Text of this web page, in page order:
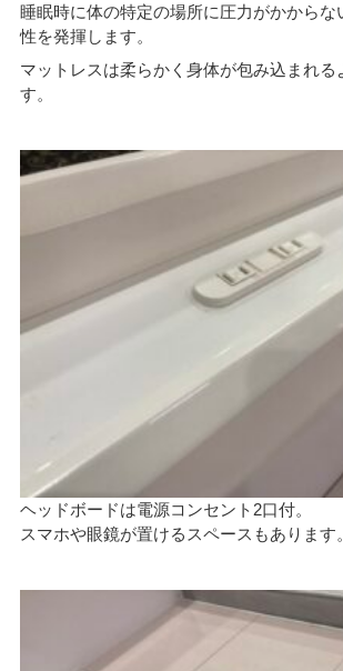
睡眠時に体の特定の場所に圧力がかからな
性を発揮します。
マットレスは柔らかく身体が包み込まれる
す。
ヘッドボードは電源コンセント2口付。
スマホや眼鏡が置けるスペースもあります。